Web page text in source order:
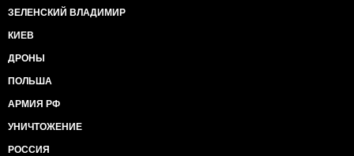
ЗЕЛЕНСКИЙ ВЛАДИМИР
КИЕВ
ДРОНЫ
ПОЛЬША
АРМИЯ РФ
УНИЧТОЖЕНИЕ
РОССИЯ